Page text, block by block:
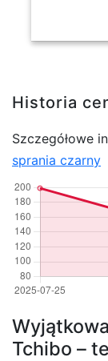
Historia
Szczegółowe
sprania czarny
Tchibo –